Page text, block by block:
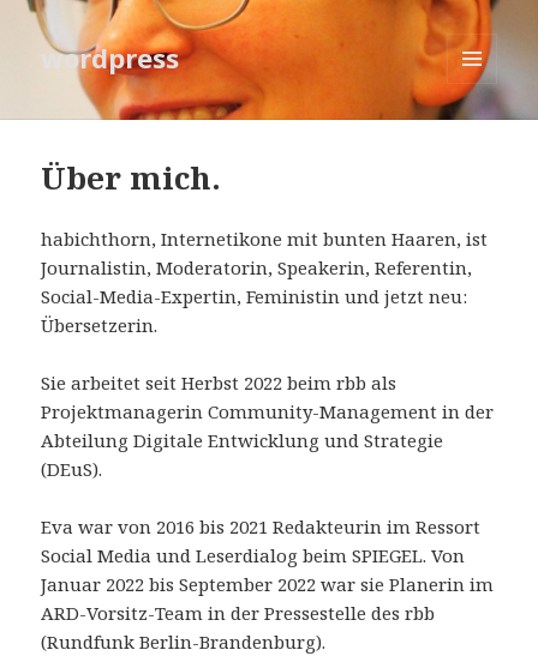
wordpress
MENÜ
UND
Über mich.
habichthorn, Internetikone mit bunten Haaren, ist
Journalistin, Moderatorin, Speakerin, Referentin,
Social-Media-Expertin, Feministin und jetzt neu:
Übersetzerin.
Sie arbeitet seit Herbst 2022 beim rbb als
Projektmanagerin Community-Management in der
Abteilung Digitale Entwicklung und Strategie
(DEuS).
Eva war von 2016 bis 2021 Redakteurin im Ressort
Social Media und Leserdialog beim SPIEGEL. Von
Januar 2022 bis September 2022 war sie Planerin im
ARD-Vorsitz-Team in der Pressestelle des rbb
(Rundfunk Berlin-Brandenburg).